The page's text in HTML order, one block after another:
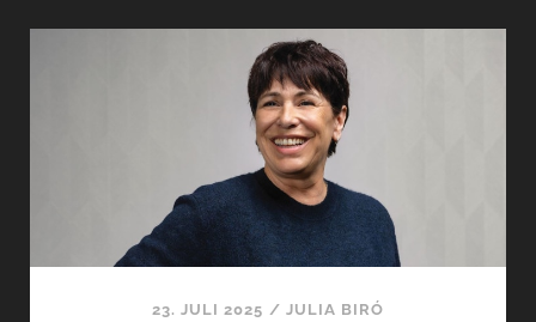
–
OLFAKTORISCHES
VERLANGEN
23. JULI 2025 / JULIA BIRÓ